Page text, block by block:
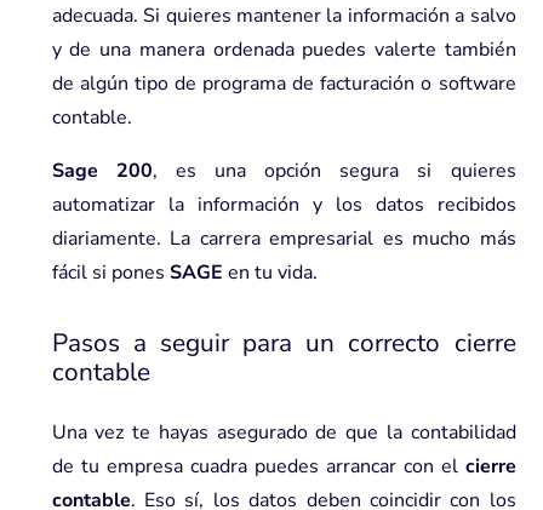
adecuada. Si quieres mantener la información a salvo
y de una manera ordenada puedes valerte también
de algún tipo de programa de facturación o software
contable.
Sage 200, es una opción segura si quieres
automatizar la información y los datos recibidos
diariamente. La carrera empresarial es mucho más
fácil si pones SAGE en tu vida.
Pasos a seguir para un correcto cierre
contable
Una vez te hayas asegurado de que la contabilidad
de tu empresa cuadra puedes arrancar con el cierre
contable. Eso sí, los datos deben coincidir con los